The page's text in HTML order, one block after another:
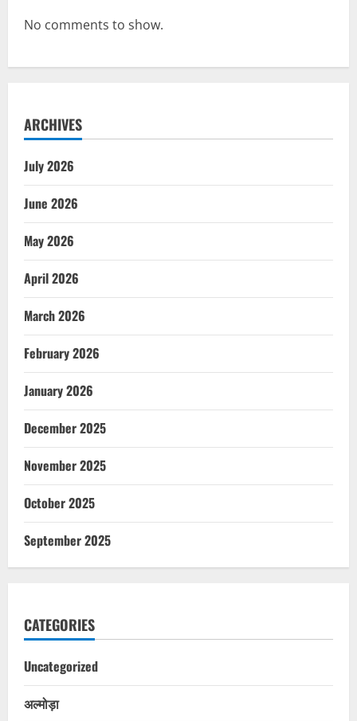
No comments to show.
ARCHIVES
July 2026
June 2026
May 2026
April 2026
March 2026
February 2026
January 2026
December 2025
November 2025
October 2025
September 2025
CATEGORIES
Uncategorized
अल्मोड़ा